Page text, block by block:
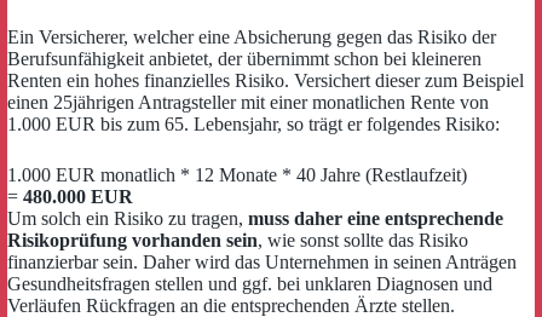
Ein Versicherer, welcher eine Absicherung gegen das Risiko der
Berufsunfähigkeit anbietet, der übernimmt schon bei kleineren
Renten ein hohes finanzielles Risiko. Versichert dieser zum Beispiel
einen 25jährigen Antragsteller mit einer monatlichen Rente von
1.000 EUR bis zum 65. Lebensjahr, so trägt er folgendes Risiko:
1.000 EUR monatlich * 12 Monate * 40 Jahre (Restlaufzeit)
= 480.000 EUR
Um solch ein Risiko zu tragen, muss daher eine entsprechende
Risikoprüfung vorhanden sein, wie sonst sollte das Risiko
finanzierbar sein. Daher wird das Unternehmen in seinen Anträgen
Gesundheitsfragen stellen und ggf. bei unklaren Diagnosen und
Verläufen Rückfragen an die entsprechenden Ärzte stellen.